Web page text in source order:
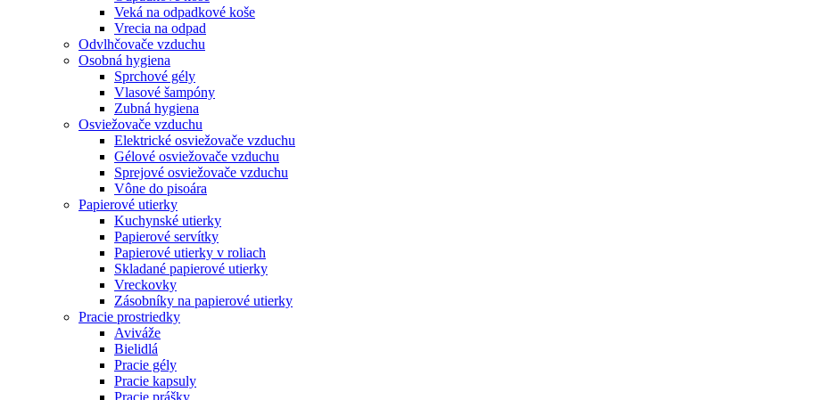
Veká na odpadkové koše
Vrecia na odpad
Odvlhčovače vzduchu
Osobná hygiena
Sprchové gély
Vlasové šampóny
Zubná hygiena
Osviežovače vzduchu
Elektrické osviežovače vzduchu
Gélové osviežovače vzduchu
Sprejové osviežovače vzduchu
Vône do pisoára
Papierové utierky
Kuchynské utierky
Papierové servítky
Papierové utierky v roliach
Skladané papierové utierky
Vreckovky
Zásobníky na papierové utierky
Pracie prostriedky
Aviváže
Bielidlá
Pracie gély
Pracie kapsuly
Pracie prášky